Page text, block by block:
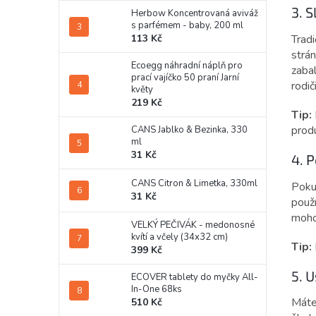
Herbow Koncentrovaná aviváž
s parfémem - baby, 200 ml
113 Kč
Ecoegg náhradní náplň pro
prací vajíčko 50 praní Jarní
květy
219 Kč
CANS Jablko & Bezinka, 330
ml
31 Kč
CANS Citron & Limetka, 330ml
31 Kč
VELKÝ PEČIVÁK - medonosné
kvítí a včely (34x32 cm)
399 Kč
ECOVER tablety do myčky All-
In-One 68ks
510 Kč
3.
Tip:
4.
Tip:
5.